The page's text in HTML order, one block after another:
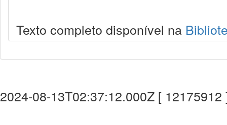
Texto completo disponível na
2024-08-13T02:37:12.000Z [ 12175912